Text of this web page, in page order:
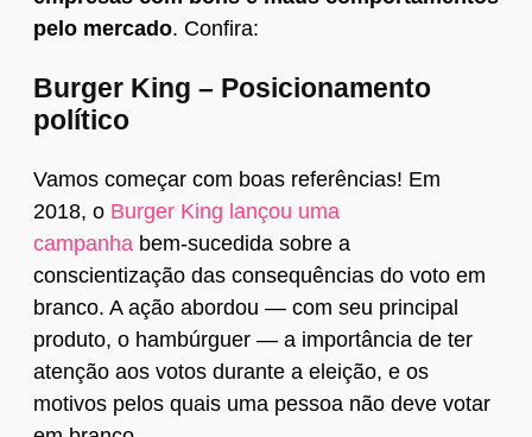
pelo mercado. Confira:
Burger King – Posicionamento
político
Vamos começar com boas referências! Em
2018, o Burger King lançou uma
campanha bem-sucedida sobre a
conscientização das consequências do voto em
branco. A ação abordou — com seu principal
produto, o hambúrguer — a importância de ter
atenção aos votos durante a eleição, e os
motivos pelos quais uma pessoa não deve votar